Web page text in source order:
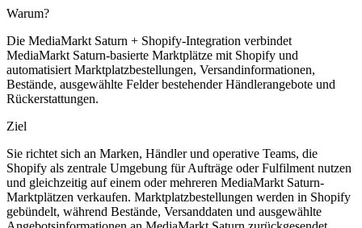
Warum?
Die MediaMarkt Saturn + Shopify-Integration verbindet
MediaMarkt Saturn-basierte Marktplätze mit Shopify und
automatisiert Marktplatzbestellungen, Versandinformationen,
Bestände, ausgewählte Felder bestehender Händlerangebote und
Rückerstattungen.
Ziel
Sie richtet sich an Marken, Händler und operative Teams, die
Shopify als zentrale Umgebung für Aufträge oder Fulfilment nutzen
und gleichzeitig auf einem oder mehreren MediaMarkt Saturn-
Marktplätzen verkaufen. Marktplatzbestellungen werden in Shopify
gebündelt, während Bestände, Versanddaten und ausgewählte